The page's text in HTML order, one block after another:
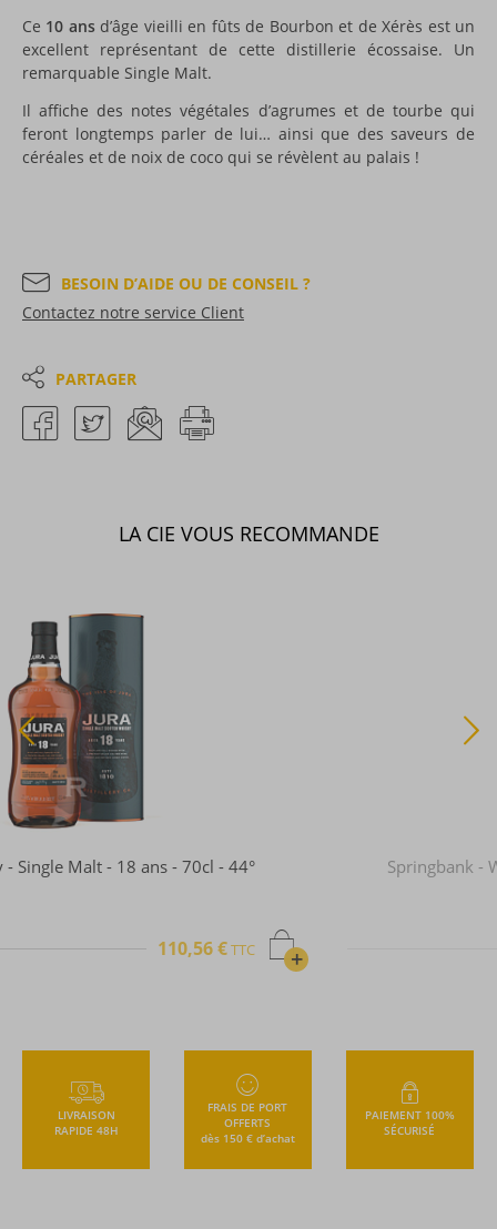
Ce 10 ans d’âge vieilli en fûts de Bourbon et de Xérès est un
excellent représentant de cette distillerie écossaise. Un
remarquable Single Malt.
Il affiche des notes végétales d’agrumes et de tourbe qui
feront longtemps parler de lui… ainsi que des saveurs de
céréales et de noix de coco qui se révèlent au palais !
BESOIN D’AIDE OU DE CONSEIL ?
Contactez notre service Client
PARTAGER
LA CIE VOUS RECOMMANDE
Springbank - Whisky - Single Malt - 15 ans - 70cl -
LIVRAISON
RAPIDE 48H
FRAIS DE PORT
OFFERTS
dès 150 € d’achat
PAIEMENT 100%
SÉCURISÉ